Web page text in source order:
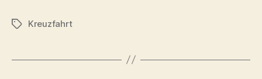
Schlagwörter
Kreuzfahrt